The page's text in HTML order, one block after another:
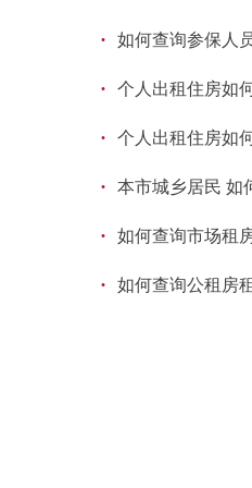
· 如何查询参保人
· 个人出租住房如
· 个人出租住房如
· 本市城乡居民 如
· 如何查询市场租
· 如何查询公租房